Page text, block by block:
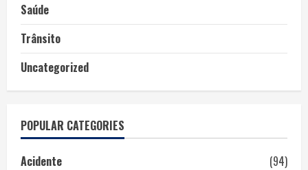
Saúde
Trânsito
Uncategorized
POPULAR CATEGORIES
Acidente
(94)